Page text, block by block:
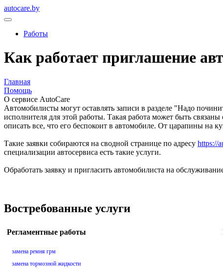
autocare.by
Работы
Как работает приглашение
Главная
Помощь
О сервисе AutoCare
Автомобилисты могут оставлять записи в разделе "Надо
исполнителя для этой работы. Такая работа может быть
описать все, что его беспокоит в автомобиле. От царапины на
Такие заявки собираются на сводной странице по адресу https://
специализации автосервиса есть такие услуги.
Обработать заявку и пригласить автомобилиста на
Востребованные услуги
Регламентные работы
замена ремня грм
замена тормозной жидкости